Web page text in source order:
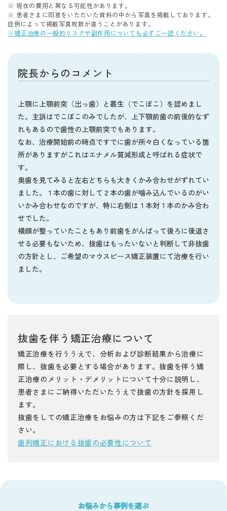
※ 現在の費用と異なる可能性があります。
※ 患者さまに同意をいただいた資料の中から写真を掲載しております。
症例によって掲載写真枚数が違うことがあります。
※矯正治療の一般的リスクや副作用についても必ずご一読ください。
院長からのコメント
上顎に上顎前突（出っ歯）と叢生（でこぼこ）を認めまし
た。主訴はでこぼこのみでしたが、上下顎前歯の前後的なず
れもあるので歯性の上顎前突でもあります。
なお、治療開始前の時点ですでに歯が所々白くなっている箇
所がありますがこれはエナメル質減形成と呼ばれる症状で
す。
奥歯を見てみると左右どちらも大きくかみ合わせがずれてい
ました。１本の歯に対して２本の歯が噛み込んでいるのがい
いかみ合わせなのですが、特に右側は１本対１本のかみ合わ
せでした。
横顔が整っていたこともあり前歯をがんばって後ろに後退さ
せる必要もないため、抜歯はもったいないと判断して非抜歯
の方針とし、ご希望のマウスピース矯正装置にて治療を行い
ました。
抜歯を伴う矯正治療について
矯正治療を行ううえで、分析および診断結果から治療に
際し、抜歯を必要とする場合があります。抜歯を伴う矯
正治療のメリット・デメリットについて十分に説明し、
患者さまにご納得いただいたうえで抜歯の方針を採用し
ます。
抜歯をしての矯正治療をお悩みの方は下記をご参照くだ
さい。
歯列矯正における抜歯の必要性について
お悩みから事例を選ぶ